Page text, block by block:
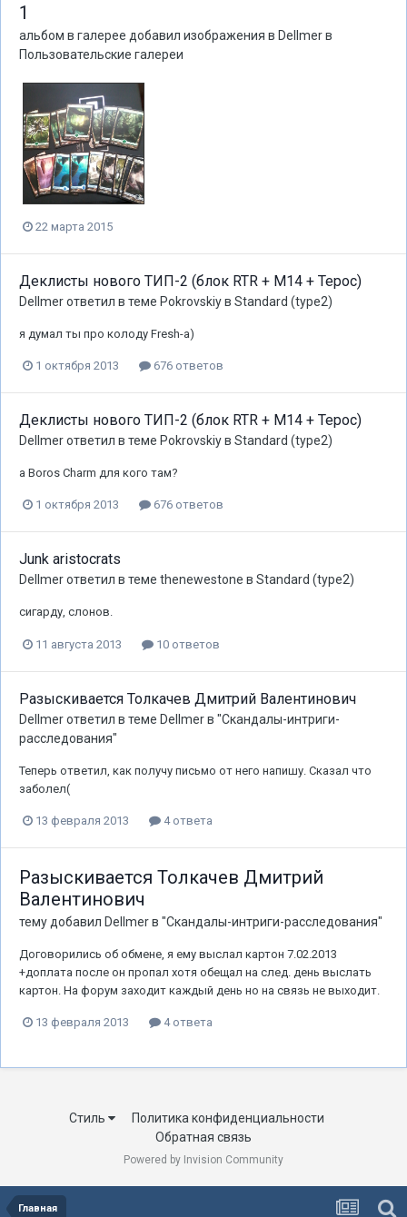
1
альбом в галерее добавил изображения в Dellmerв
Пользовательские галереи
22 марта 2015
Деклисты нового ТИП-2 (блок RTR + М14 + Терос)
Dellmerответил в теме Pokrovskiyв Standard (type2)
я думал ты про колоду Fresh-а)
1 октября 2013 676 ответов
Деклисты нового ТИП-2 (блок RTR + М14 + Терос)
Dellmerответил в теме Pokrovskiyв Standard (type2)
а Boros Charm для кого там?
1 октября 2013 676 ответов
Junk aristocrats
Dellmerответил в теме thenewestone в Standard (type2)
сигарду, слонов.
11 августа 2013 10 ответов
Разыскивается Толкачев Дмитрий Валентинович
Dellmerответил в теме Dellmerв "Скандалы-интриги-
расследования"
Теперь ответил, как получу письмо от него напишу. Сказал что
заболел(
13 февраля 2013 4 ответа
Разыскивается Толкачев Дмитрий
Валентинович
тему добавил Dellmerв "Скандалы-интриги-расследования"
Договорились об обмене, я ему выслал картон 7.02.2013
+доплата после он пропал хотя обещал на след. день выслать
картон. На форум заходит каждый день но на связь не выходит.
13 февраля 2013 4 ответа
Стиль
Политика конфиденциальности
Обратная связь
Powered by Invision Community
Главная